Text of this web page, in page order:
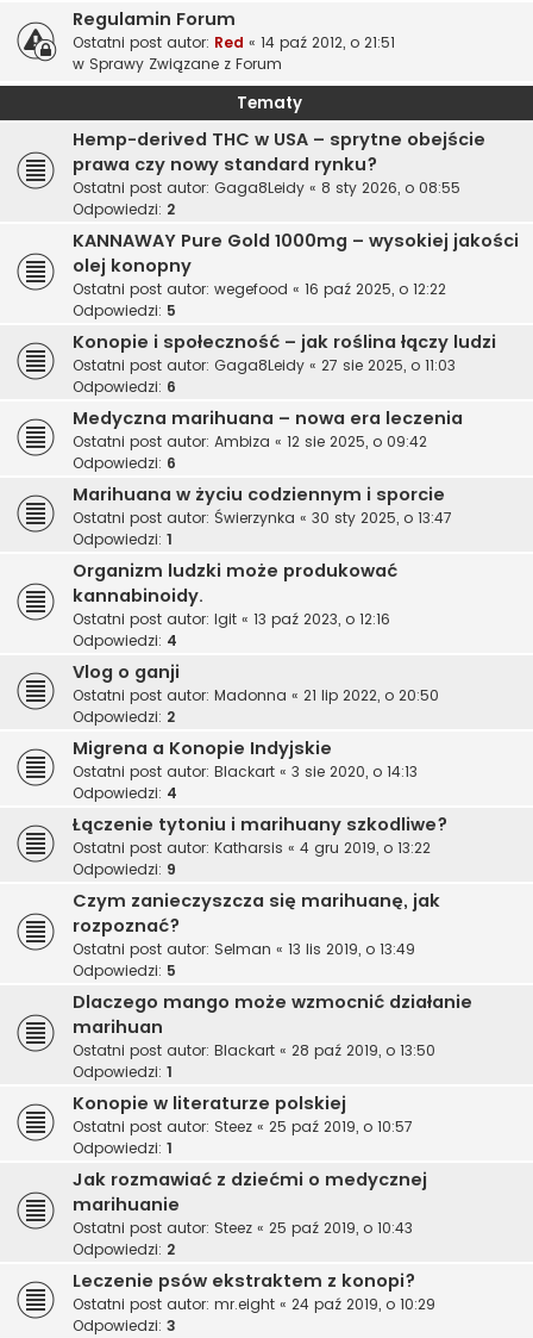
Regulamin Forum
Ostatni post autor: Red « 14 paź 2012, o 21:51
w Sprawy Związane z Forum
Tematy
Hemp-derived THC w USA – sprytne obejście
prawa czy nowy standard rynku?
Ostatni post autor: Gaga8Leidy « 8 sty 2026, o 08:55
Odpowiedzi: 2
KANNAWAY Pure Gold 1000mg – wysokiej jakości
olej konopny
Ostatni post autor: wegefood « 16 paź 2025, o 12:22
Odpowiedzi: 5
Konopie i społeczność – jak roślina łączy ludzi
Ostatni post autor: Gaga8Leidy « 27 sie 2025, o 11:03
Odpowiedzi: 6
Medyczna marihuana – nowa era leczenia
Ostatni post autor: Ambiza « 12 sie 2025, o 09:42
Odpowiedzi: 6
Marihuana w życiu codziennym i sporcie
Ostatni post autor: Świerzynka « 30 sty 2025, o 13:47
Odpowiedzi: 1
Organizm ludzki może produkować
kannabinoidy.
Ostatni post autor: Igit « 13 paź 2023, o 12:16
Odpowiedzi: 4
Vlog o ganji
Ostatni post autor: Madonna « 21 lip 2022, o 20:50
Odpowiedzi: 2
Migrena a Konopie Indyjskie
Ostatni post autor: Blackart « 3 sie 2020, o 14:13
Odpowiedzi: 4
Łączenie tytoniu i marihuany szkodliwe?
Ostatni post autor: Katharsis « 4 gru 2019, o 13:22
Odpowiedzi: 9
Czym zanieczyszcza się marihuanę, jak
rozpoznać?
Ostatni post autor: Selman « 13 lis 2019, o 13:49
Odpowiedzi: 5
Dlaczego mango może wzmocnić działanie
marihuan
Ostatni post autor: Blackart « 28 paź 2019, o 13:50
Odpowiedzi: 1
Konopie w literaturze polskiej
Ostatni post autor: Steez « 25 paź 2019, o 10:57
Odpowiedzi: 1
Jak rozmawiać z dziećmi o medycznej
marihuanie
Ostatni post autor: Steez « 25 paź 2019, o 10:43
Odpowiedzi: 2
Leczenie psów ekstraktem z konopi?
Ostatni post autor: mr.eight « 24 paź 2019, o 10:29
Odpowiedzi: 3